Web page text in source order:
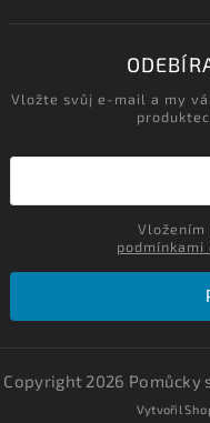
Vložte svůj e-mail a my
podmínkami
Copyright 2026 Pomůcky
Vytvořil